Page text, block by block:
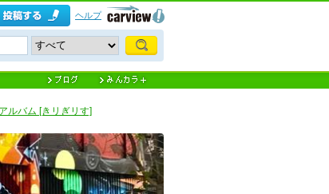
ヘルプ
ルバム [きリぎリす]